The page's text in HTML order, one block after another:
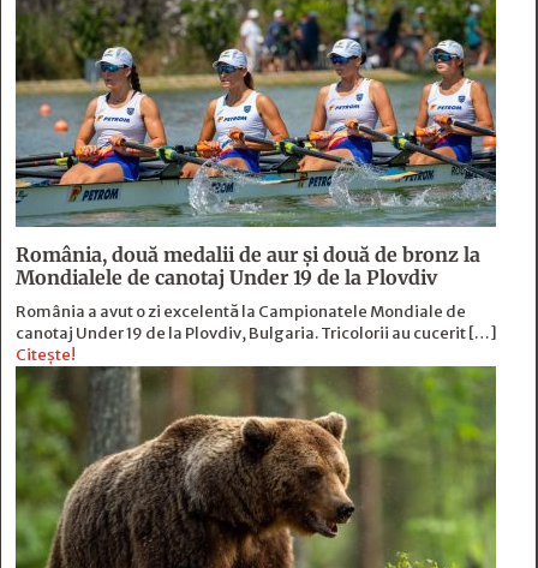
România, două medalii de aur și două de bronz la
Mondialele de canotaj Under 19 de la Plovdiv
România a avut o zi excelentă la Campionatele Mondiale de
canotaj Under 19 de la Plovdiv, Bulgaria. Tricolorii au cucerit […]
Citește!